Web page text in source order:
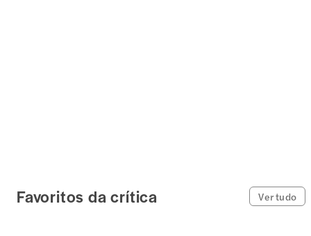
Favoritos da crítica Ver tudo